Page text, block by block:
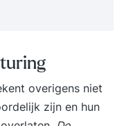
overigens niet
zijn en hun